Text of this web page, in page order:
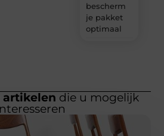
bescherm
je pakket
optimaal
artikelen die u mogelijk